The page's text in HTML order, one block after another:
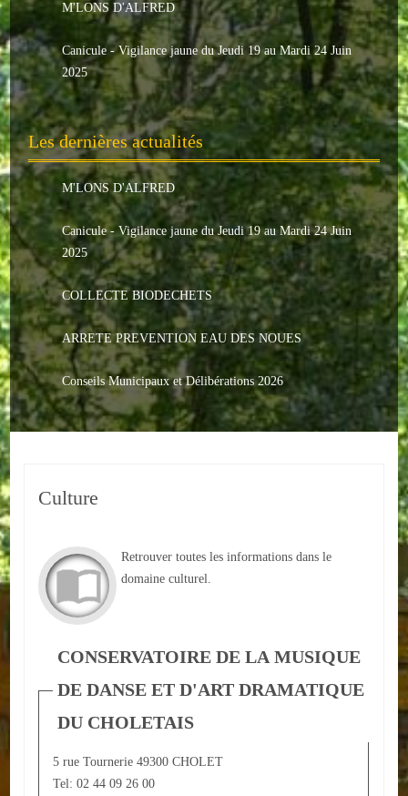
Les commissions
Les comptes rendus
Le personnel communal
L'Echo de Nuaillé
Tarifs et locations
Galeries photos
INDISPENSABLES
Nouveaux arrivants
Le PACS
Voter
Bientôt 16 ans
Urbanisme
Santé
Social
Culturel
Divers
ACTUALITÉS
M'LONS D'ALFRED
Canicule - Vigilance jaune du Jeudi 19 au Mardi 24 Juin
2025
Les dernières actualités
M'LONS D'ALFRED
Canicule - Vigilance jaune du Jeudi 19 au Mardi 24 Juin
2025
COLLECTE BIODECHETS
ARRETE PREVENTION EAU DES NOUES
Conseils Municipaux et Délibérations 2026
Culture
Retrouver toutes les informations dans le
domaine culturel.
CONSERVATOIRE DE LA MUSIQUE
DE DANSE ET D'ART DRAMATIQUE
DU CHOLETAIS
5 rue Tournerie 49300 CHOLET
Tel: 02 44 09 26 00